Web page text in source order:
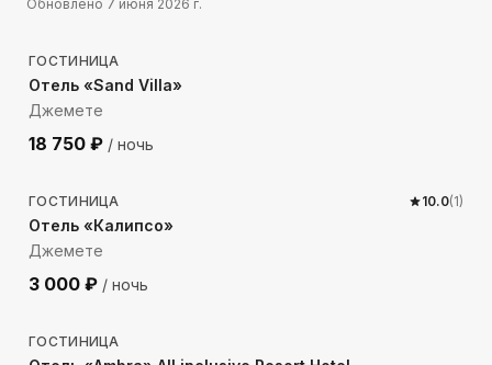
Обновлено 7 июня 2026 г.
302м до моря
ГОСТИНИЦА
Отель «Sand Villa»
Джемете
18 750 ₽ / ночь
739 м до моря
ГОСТИНИЦА 10.0(1)
Отель «Калипсо»
Джемете
3 000 ₽ / ночь
676м до моря
ГОСТИНИЦА